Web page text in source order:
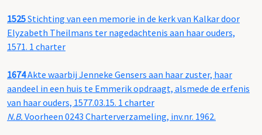
1525Stichting van een memorie in de kerk van Kalkar door
Elyzabeth Theilmans ter nagedachtenis aan haar ouders,
1571. 1 charter
1674Akte waarbij Jenneke Gensers aan haar zuster, haar
aandeel in een huis te Emmerik opdraagt, alsmede de erfenis
van haar ouders, 1577.03.15. 1 charter
N.B. Voorheen 0243 Charterverzameling, inv.nr. 1962.